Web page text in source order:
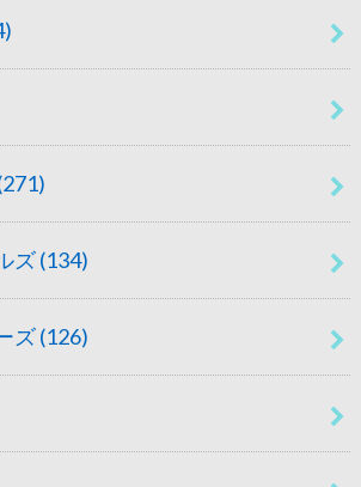
ズ(134)
ズ(126)